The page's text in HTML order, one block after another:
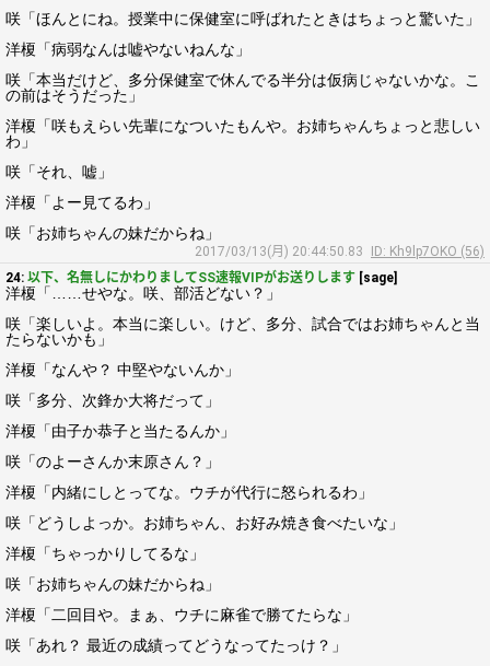
咲「ほんとにね。授業中に保健室に呼ばれたときはちょっと驚いた」
洋榎「病弱なんは嘘やないねんな」
咲「本当だけど、多分保健室で休んでる半分は仮病じゃないかな。こ
の前はそうだった」
洋榎「咲もえらい先輩になついたもんや。お姉ちゃんちょっと悲しい
わ」
咲「それ、嘘」
洋榎「よー見てるわ」
咲「お姉ちゃんの妹だからね」
2017/03/13(月) 20:44:50.83
ID: Kh9lp7OKO (56)
24: 以下、名無しにかわりましてSS速報VIPがお送りします [sage]
洋榎「……せやな。咲、部活どない？」
咲「楽しいよ。本当に楽しい。けど、多分、試合ではお姉ちゃんと当
たらないかも」
洋榎「なんや？ 中堅やないんか」
咲「多分、次鋒か大将だって」
洋榎「由子か恭子と当たるんか」
咲「のよーさんか末原さん？」
洋榎「内緒にしとってな。ウチが代行に怒られるわ」
咲「どうしよっか。お姉ちゃん、お好み焼き食べたいな」
洋榎「ちゃっかりしてるな」
咲「お姉ちゃんの妹だからね」
洋榎「二回目や。まぁ、ウチに麻雀で勝てたらな」
咲「あれ？ 最近の成績ってどうなってたっけ？」